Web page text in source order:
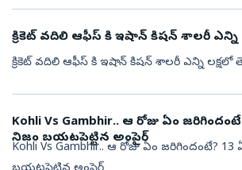
క్రికెట్ వదిలి ఆఫీస్ కి ఇషాన్ కిషన్ శాలరీ ఎన్ని
క్రికెట్ వదిలి ఆఫీస్ కి ఇషాన్ కిషన్ శాలరీ ఎన్ని లక్షలో
Kohli Vs Gambhir.. ఆ రోజు ఏం
నిజం బయటపెట్టిన అంపైర్
Kohli Vs Gambhir.. ఆ రోజు ఏం జరిగిందంటే?